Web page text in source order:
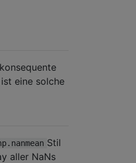
eine solche
Stil
aller NaNs